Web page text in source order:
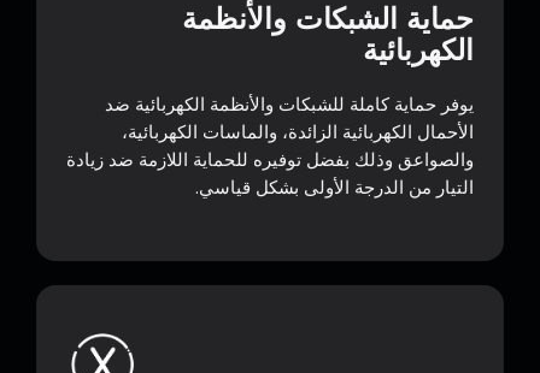
حماية الشبكات والأنظمة
الكهربائية
يوفر حماية كاملة للشبكات والأنظمة الكهربائية ضد
الأحمال الكهربائية الزائدة، والماسات الكهربائية،
والصواعق وذلك بفضل توفيره للحماية اللازمة ضد زيادة
التيار من الدرجة الأولى بشكل قياسي.